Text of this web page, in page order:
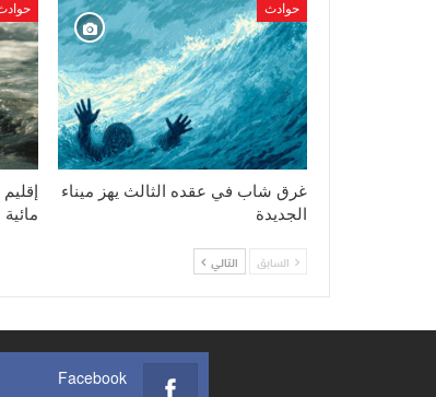
حوادث
غرق شاب في عقده الثالث يهز ميناء
الجديدة
مائية
السابق التالي
Facebook